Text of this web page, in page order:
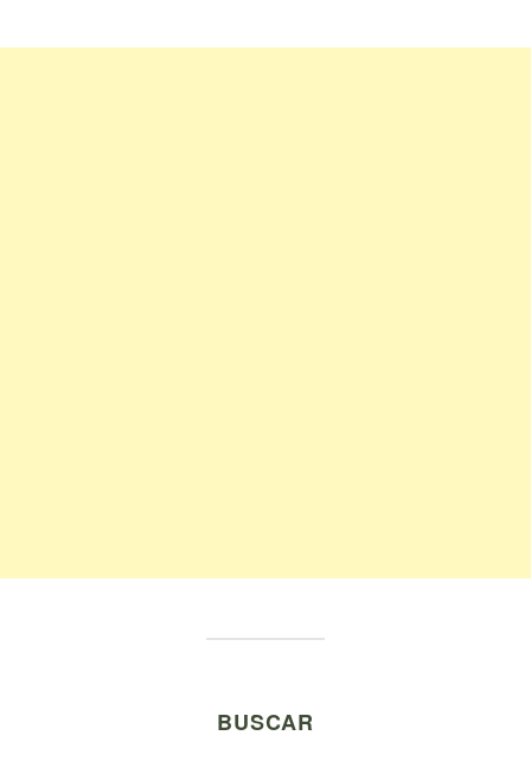
BUSCAR